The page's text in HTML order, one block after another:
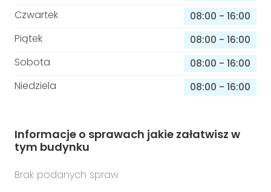
Czwartek
08:00 - 16:00
Piątek
08:00 - 16:00
Sobota
08:00 - 16:00
Niedziela
08:00 - 16:00
Informacje o sprawach jakie załatwisz w
tym budynku
Brak podanych spraw